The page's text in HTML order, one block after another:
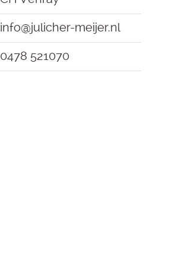
info@julicher-meijer.nl
0478 521070